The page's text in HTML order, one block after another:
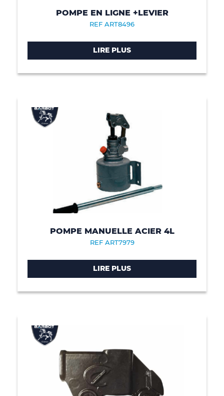
POMPE EN LIGNE +LEVIER
REF ART8496
LIRE PLUS
POMPE MANUELLE ACIER 4L
REF ART7979
LIRE PLUS